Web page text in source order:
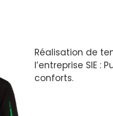
Réalisation de
l’entreprise SIE :
conforts.